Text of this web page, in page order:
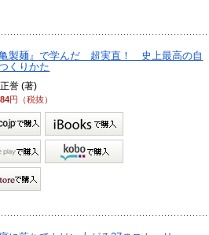
亀製麺』で学んだ 超実直！ 史上最高の自
くりかた
誉 (著)
円（税抜）